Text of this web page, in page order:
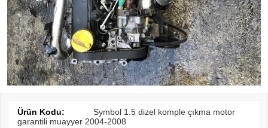
Ürün Kodu:
Symbol 1.5 dizel komple çıkma motor
garantili muayyer 2004-2008